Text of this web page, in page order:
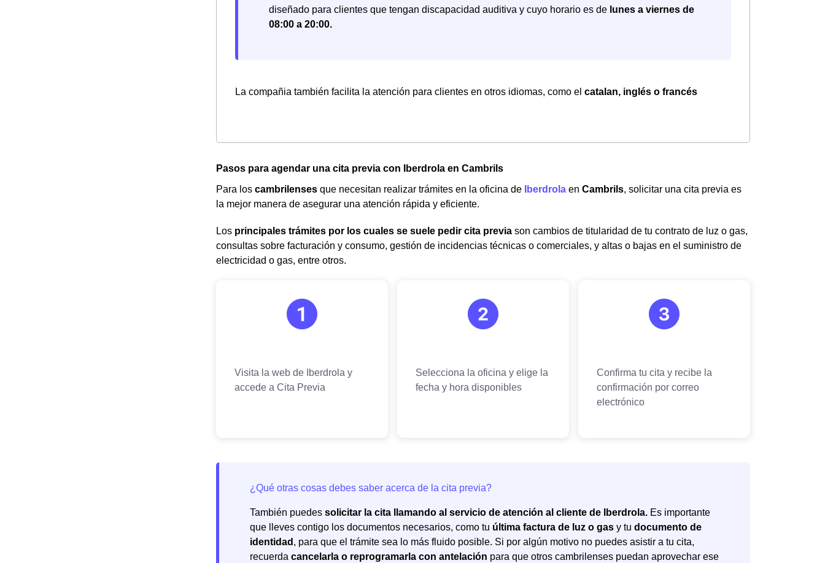
diseñado para clientes que tengan discapacidad auditiva y cuyo horario es de lunes a viernes de
08:00 a 20:00.
La compañia también facilita la atención para clientes en otros idiomas, como el catalan, inglés o francés
Pasos para agendar una cita previa con Iberdrola en Cambrils
Para los cambrilenses que necesitan realizar trámites en la oficina de Iberdrola en Cambrils, solicitar una cita previa es
la mejor manera de asegurar una atención rápida y eficiente.
Los principales trámites por los cuales se suele pedir cita previa son cambios de titularidad de tu contrato de luz o gas,
consultas sobre facturación y consumo, gestión de incidencias técnicas o comerciales, y altas o bajas en el suministro de
electricidad o gas, entre otros.
También puedes solicitar la cita llamando al servicio de atención al cliente de Iberdrola. Es importante
que lleves contigo los documentos necesarios, como tu última factura de luz o gas y tu documento de
identidad , para que el trámite sea lo más fluido posible. Si por algún motivo no puedes asistir a tu cita,
recuerda cancelarla o reprogramarla con antelación para que otros cambrilenses puedan aprovechar ese